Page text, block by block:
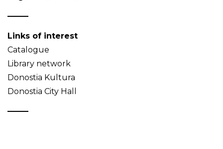
Links of interest
Catalogue
Library network
Donostia Kultura
Donostia City Hall